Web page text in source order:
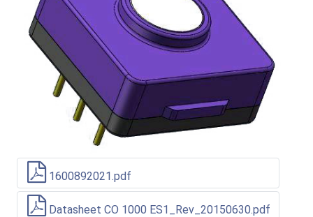
1600892021.pdf
Datasheet CO 1000 ES1_Rev_20150630.pdf